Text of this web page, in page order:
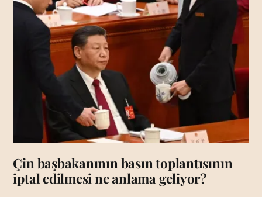
Çin başbakanının basın toplantısının
iptal edilmesi ne anlama geliyor?